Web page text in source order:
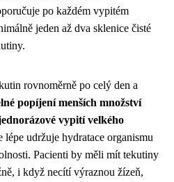
po každém vypitém
jeden až dva sklenice čisté
rovnoměrně po celý den a
popíjení menších množství
vypití velkého
lépe udržuje hydratace organismu
Pacienti by měli mít tekutiny
i když necítí výraznou žízeň,